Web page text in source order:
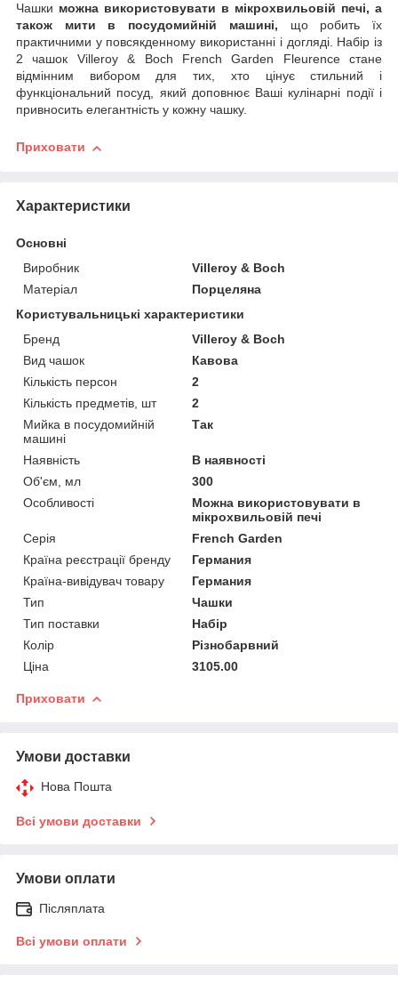
Чашки можна використовувати в мікрохвильовій печі, а
також мити в посудомийній машині, що робить їх
практичними у повсякденному використанні і догляді. Набір із
2 чашок Villeroy & Boch French Garden Fleurence стане
відмінним вибором для тих, хто цінує стильний і
функціональний посуд, який доповнює Ваші кулінарні події і
привносить елегантність у кожну чашку.
Приховати
Характеристики
Основні
Виробник
Villeroy & Boch
Матеріал
Порцеляна
Користувальницькі характеристики
Бренд
Villeroy & Boch
Вид чашок
Кавова
Кількість персон
2
Кількість предметів, шт
2
Мийка в посудомийній
машині
Так
Наявність
В наявності
Об'єм, мл
300
Особливості
Можна використовувати в
мікрохвильовій печі
Серія
French Garden
Країна реєстрації бренду
Германия
Країна-вивідувач товару
Германия
Тип
Чашки
Тип поставки
Набір
Колір
Різнобарвний
Ціна
3105.00
Приховати
Умови доставки
Нова Пошта
Всі умови доставки
Умови оплати
Післяплата
Всі умови оплати